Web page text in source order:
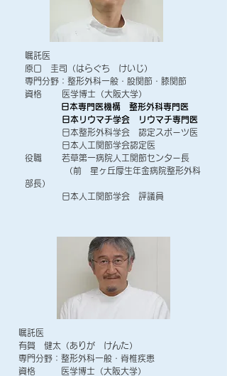
嘱託医
原口 圭司（はらぐち けいじ）
専門分野：整形外科一般・股関節・膝関節
資格 医学博士（大阪大学）
日本専門医機構 整形外科専門医
日本リウマチ学会 リウマチ専門医
日本整形外科学会 認定スポーツ医
日本人工関節学会認定医
役職 若草第一病院人工関節センター長
（前 星ヶ丘厚生年金病院整形外科
部長）
日本人工関節学会 評議員
嘱託医
有賀 健太（ありが けんた）
専門分野：整形外科一般・脊椎疾患
資格 医学博士（大阪大学）